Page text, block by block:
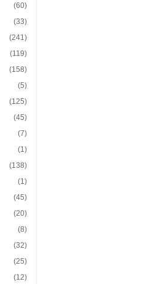
(60)
(33)
(241)
(119)
(158)
(5)
(125)
(45)
(7)
(1)
(138)
(1)
(45)
(20)
(8)
(32)
(25)
(12)